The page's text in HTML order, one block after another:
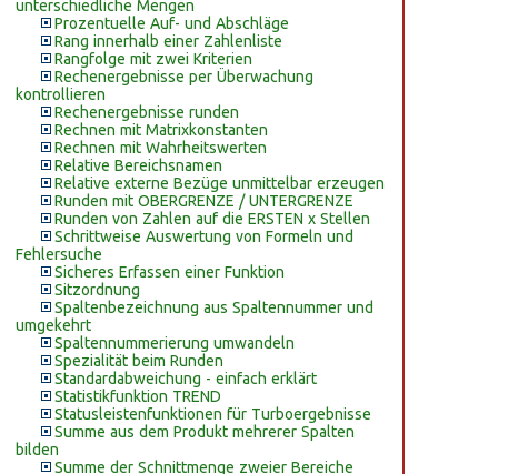
unterschiedliche Mengen
Prozentuelle Auf- und Abschläge
Rang innerhalb einer Zahlenliste
Rangfolge mit zwei Kriterien
Rechenergebnisse per Überwachung
kontrollieren
Rechenergebnisse runden
Rechnen mit Matrixkonstanten
Rechnen mit Wahrheitswerten
Relative Bereichsnamen
Relative externe Bezüge unmittelbar erzeugen
Runden mit OBERGRENZE / UNTERGRENZE
Runden von Zahlen auf die ERSTEN x Stellen
Schrittweise Auswertung von Formeln und
Fehlersuche
Sicheres Erfassen einer Funktion
Sitzordnung
Spaltenbezeichnung aus Spaltennummer und
umgekehrt
Spaltennummerierung umwandeln
Spezialität beim Runden
Standardabweichung - einfach erklärt
Statistikfunktion TREND
Statusleistenfunktionen für Turboergebnisse
Summe aus dem Produkt mehrerer Spalten
bilden
Summe der Schnittmenge zweier Bereiche